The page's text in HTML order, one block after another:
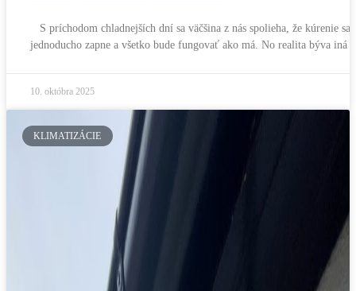
S príchodom chladnejších dní sa väčšina z nás spolieha, že kúrenie sa
jednoducho zapne a všetko bude fungovať ako má. No realita býva iná
10. októbra 2025
KLIMATIZÁCIE